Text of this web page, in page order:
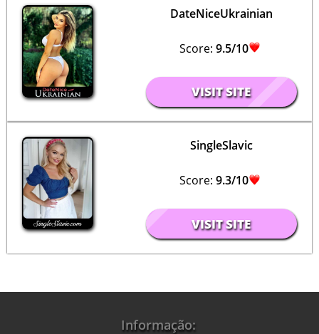
DateNiceUkrainian
Score: 9.5/10
VISIT SITE
SingleSlavic
Score: 9.3/10
VISIT SITE
Informação: